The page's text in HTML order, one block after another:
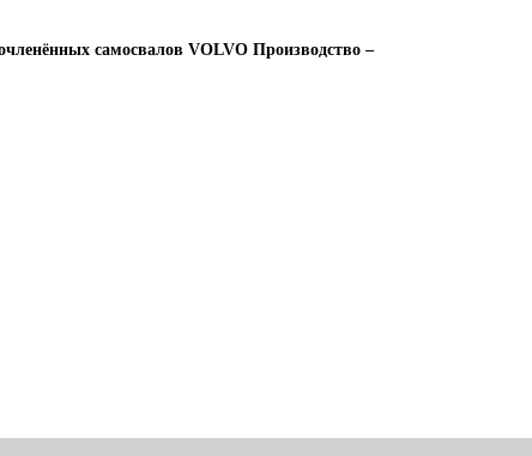
самосвалов VOLVO Производство –